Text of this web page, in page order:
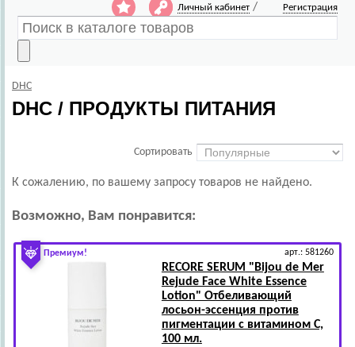
Личный кабинет / Регистрация
DHC
DHC / ПРОДУКТЫ ПИТАНИЯ
Сортировать
К сожалению, по вашему запросу товаров не найдено.
Возможно, Вам понравится:
Премиум! арт.: 581260
RECORE SERUM "Bijou de Mer
Rejude Face White Essence
Lotion" Отбеливающий
лосьон-эссенция против
пигментации с витамином С,
100 мл.